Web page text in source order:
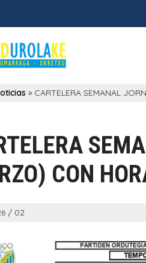
» CARTELERA SEMANAL
CON
/ 02